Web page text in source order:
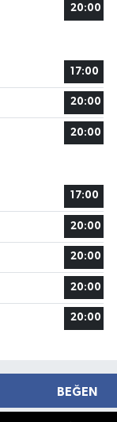
20:00
17:00
20:00
20:00
17:00
20:00
20:00
20:00
20:00
BEĞEN